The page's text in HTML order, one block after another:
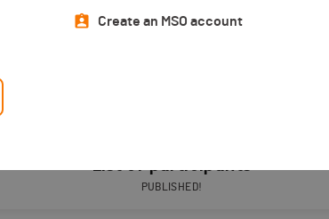
Create an MSO account
List of participants
PUBLISHED!